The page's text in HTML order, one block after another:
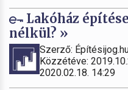
Lakóház
nélkül? »
Szerző:
Közzétéve:
2020.02.18. 14:29